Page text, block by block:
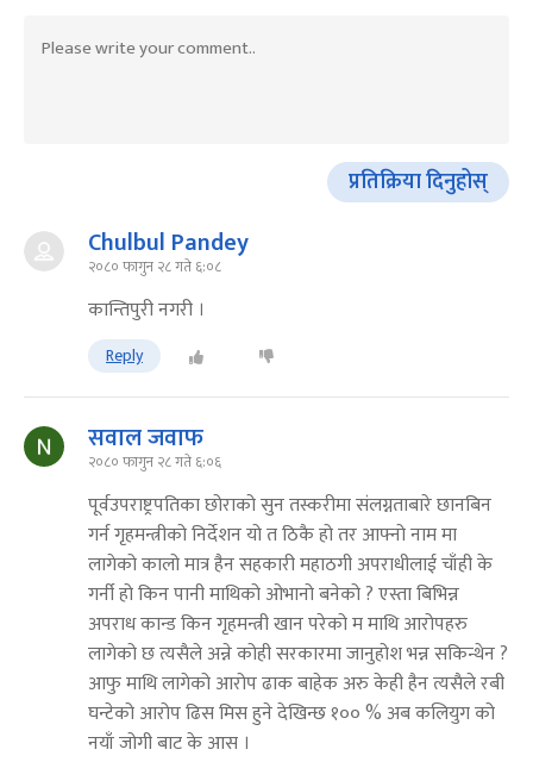
प्रतिक्रिया दिनुहोस्
Chulbul Pandey
२०८० फागुन २८ गते ६:०८
कान्तिपुरी नगरी ।
Reply
सवाल जवाफ
२०८० फागुन २८ गते ६:०६
पूर्वउपराष्ट्रपतिका छोराको सुन तस्करीमा संलग्नताबारे छानबिन
गर्न गृहमन्त्रीको निर्देशन यो त ठिकै हो तर आफ्नो नाम मा
लागेको कालो मात्र हैन सहकारी महाठगी अपराधीलाई चाँही के
गर्नी हो किन पानी माथिको ओभानो बनेको ? एस्ता बिभिन्न
अपराध कान्ड किन गृहमन्त्री खान परेको म माथि आरोपहरु
लागेको छ त्यसैले अन्ने कोही सरकारमा जानुहोश भन्न सकिन्थेन ?
आफु माथि लागेको आरोप ढाक बाहेक अरु केही हैन त्यसैले रबी
घन्टेको आरोप ढिस मिस हुने देखिन्छ १०० % अब कलियुग को
नयाँ जोगी बाट के आस ।